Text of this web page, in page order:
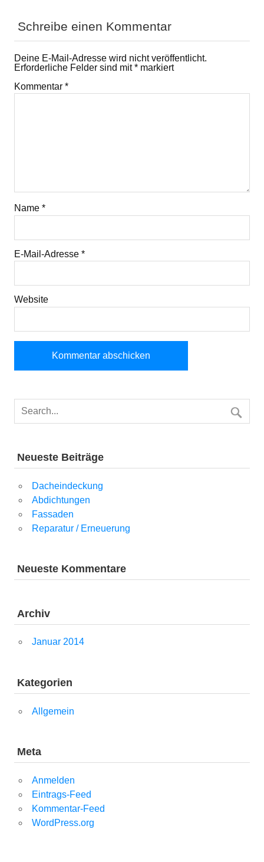
Schreibe einen Kommentar
Deine E-Mail-Adresse wird nicht veröffentlicht.
Erforderliche Felder sind mit* markiert
Kommentar *
Name *
E-Mail-Adresse *
Website
Neueste Beiträge
Dacheindeckung
Abdichtungen
Fassaden
Reparatur / Erneuerung
Neueste Kommentare
Archiv
Januar 2014
Kategorien
Allgemein
Meta
Anmelden
Eintrags-Feed
Kommentar-Feed
WordPress.org